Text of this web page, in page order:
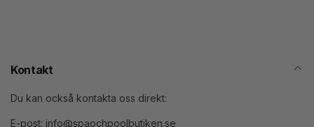
Kontakt
Du kan också kontakta oss direkt:
E-post: info@spaochpoolbutiken.se